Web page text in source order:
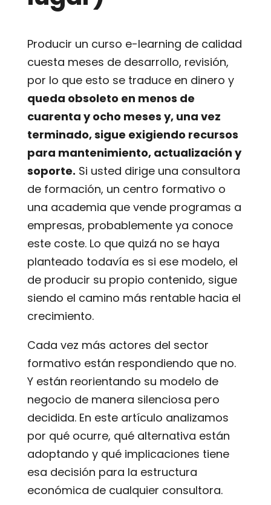
Producir un curso e-learning de calidad
cuesta meses de desarrollo, revisión,
por lo que esto se traduce en dinero y
queda obsoleto en menos de
cuarenta y ocho meses y, una vez
terminado, sigue exigiendo recursos
para mantenimiento, actualización y
soporte. Si usted dirige una consultora
de formación, un centro formativo o
una academia que vende programas a
empresas, probablemente ya conoce
este coste. Lo que quizá no se haya
planteado todavía es si ese modelo, el
de producir su propio contenido, sigue
siendo el camino más rentable hacia el
crecimiento.
Cada vez más actores del sector
formativo están respondiendo que no.
Y están reorientando su modelo de
negocio de manera silenciosa pero
decidida. En este artículo analizamos
por qué ocurre, qué alternativa están
adoptando y qué implicaciones tiene
esa decisión para la estructura
económica de cualquier consultora.